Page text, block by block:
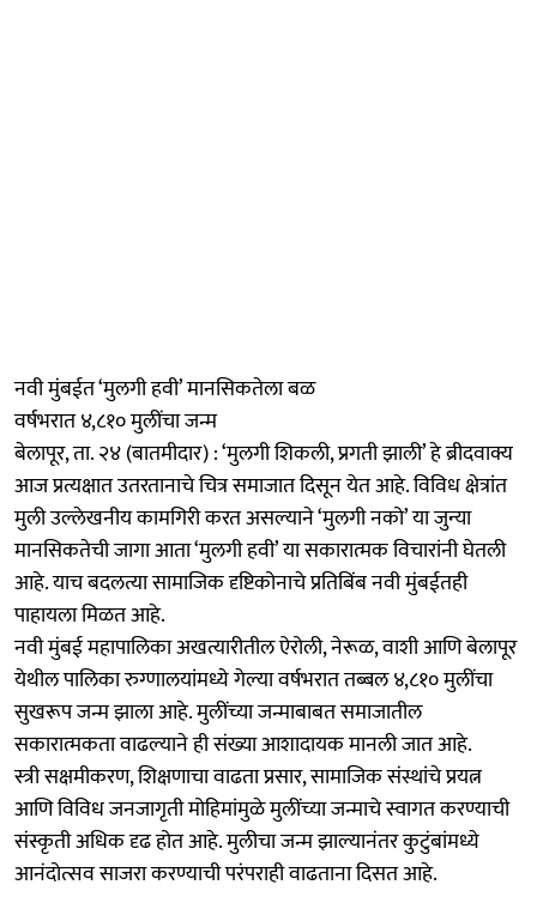
नवी मुंबईत ‘मुलगी हवी’ मानसिकतेला बळ
वर्षभरात ४,८१० मुलींचा जन्म
बेलापूर, ता. २४ (बातमीदार) : ‘मुलगी शिकली, प्रगती झाली’ हे ब्रीदवाक्य
आज प्रत्यक्षात उतरतानाचे चित्र समाजात दिसून येत आहे. विविध क्षेत्रांत
मुली उल्लेखनीय कामगिरी करत असल्याने ‘मुलगी नको’ या जुन्या
मानसिकतेची जागा आता ‘मुलगी हवी’ या सकारात्मक विचारांनी घेतली
आहे. याच बदलत्या सामाजिक दृष्टिकोनाचे प्रतिबिंब नवी मुंबईतही
पाहायला मिळत आहे.
नवी मुंबई महापालिका अखत्यारीतील ऐरोली, नेरूळ, वाशी आणि बेलापूर
येथील पालिका रुग्णालयांमध्ये गेल्या वर्षभरात तब्बल ४,८१० मुलींचा
सुखरूप जन्म झाला आहे. मुलींच्या जन्माबाबत समाजातील
सकारात्मकता वाढल्याने ही संख्या आशादायक मानली जात आहे.
स्त्री सक्षमीकरण, शिक्षणाचा वाढता प्रसार, सामाजिक संस्थांचे प्रयत्न
आणि विविध जनजागृती मोहिमांमुळे मुलींच्या जन्माचे स्वागत करण्याची
संस्कृती अधिक दृढ होत आहे. मुलीचा जन्म झाल्यानंतर कुटुंबांमध्ये
आनंदोत्सव साजरा करण्याची परंपराही वाढताना दिसत आहे.